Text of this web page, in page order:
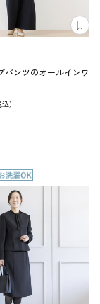
パンツのオールインワ
込）